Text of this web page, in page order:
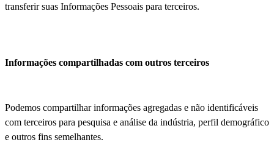
transferir suas Informações Pessoais para terceiros.
Informações compartilhadas com outros terceiros
Podemos compartilhar informações agregadas e não identificáveis
com terceiros para pesquisa e análise da indústria, perfil demográfico
e outros fins semelhantes.